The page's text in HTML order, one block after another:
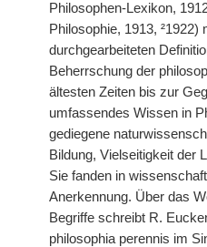
Philosophen-Lexikon,
Philosophie, 1913, ²1922)
durchgearbeiteten
Beherrschung der
ältesten Zeiten bis zur
umfassendes Wissen in
gediegene
Bildung, Vielseitigkeit der
Sie fanden in
Anerkennung. Über das
Begriffe schreibt R.
philosophia perennis im